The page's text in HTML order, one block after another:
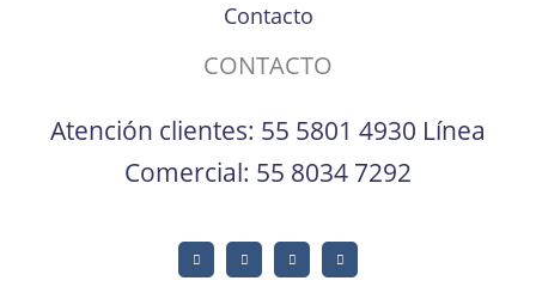
Contacto
CONTACTO
Atención clientes: 55 5801 4930 Línea
Comercial: 55 8034 7292